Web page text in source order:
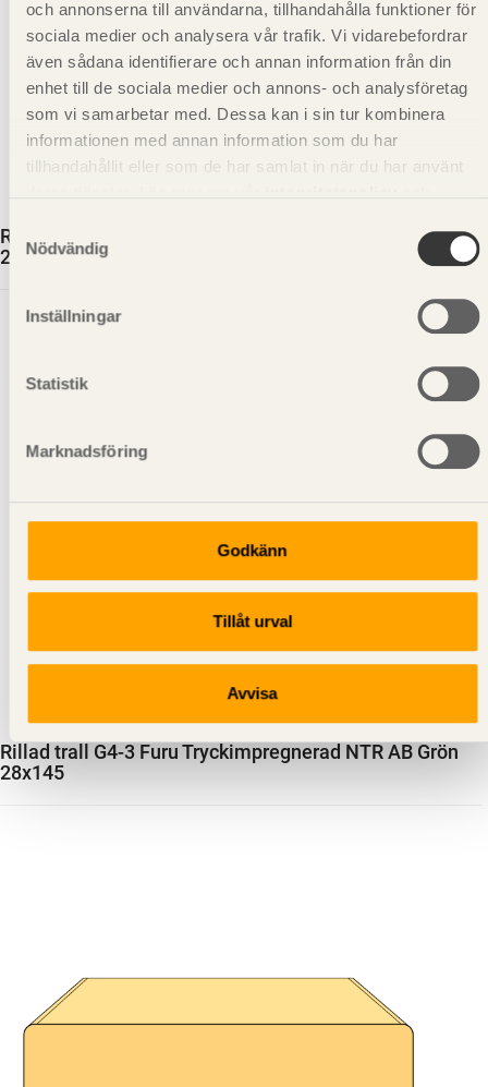
och annonserna till användarna, tillhandahålla funktioner för
sociala medier och analysera vår trafik. Vi vidarebefordrar
även sådana identifierare och annan information från din
enhet till de sociala medier och annons- och analysföretag
som vi samarbetar med. Dessa kan i sin tur kombinera
informationen med annan information som du har
tillhandahållit eller som de har samlat in när du har använt
Samtyckesval
Nödvändig
Inställningar
Statistik
Marknadsföring
Godkänn
Tillåt urval
Avvisa
Rillad trall G4-2 Furu Tryckimpregnerad NTR AB Grön
28x145
Rillad trall G4-3 Furu Tryckimpregnerad NTR AB Grön
28x145